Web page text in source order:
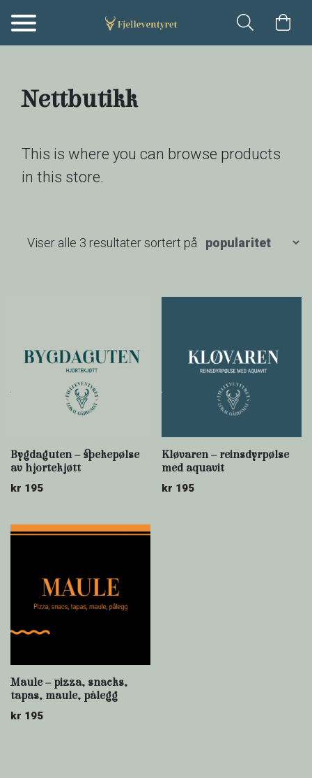
Nettbutikk
This is where you can browse products
in this store.
Viser alle 3 resultater sortert på
Bygdaguten – spekepølse
av hjortekjøtt
kr 195
Kløvaren – reinsdyrpølse
med aquavit
kr 195
Maule – pizza, snacks,
tapas, maule, pålegg
kr 195